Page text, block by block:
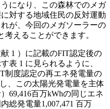
になり、この森林でのメガ
対する地域住民の反対運動
が、今回のメガソーラーの
えることができます。
1 ）に記載のFIT認定後の
表 1 に見られるように、
制度認定の再エネ発電量の
、この太陽光発電量を主体
69,416百万kWhの同じエネ
総発電量1,007,471 百万